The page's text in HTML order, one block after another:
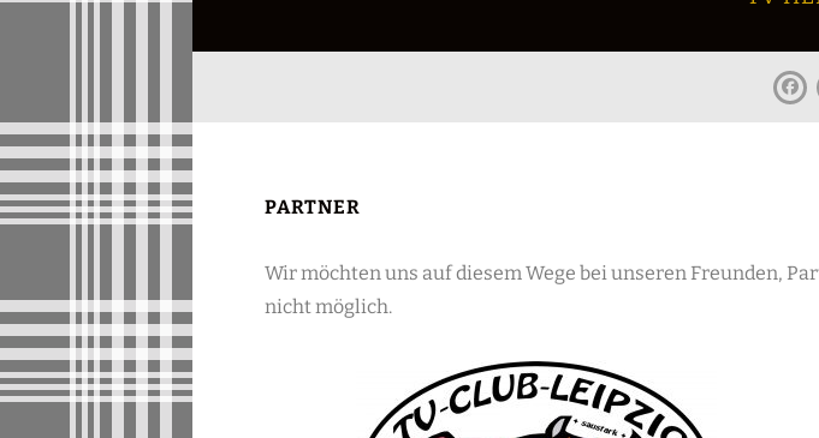
PARTNER
Wir möchten uns auf diesem Wege bei unseren Freunden,
nicht möglich.